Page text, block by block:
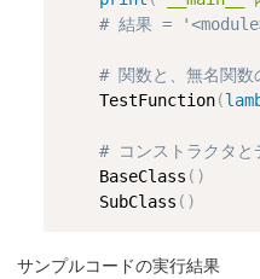
# 結果 =
# 関数と、無名関数
    TestFunction
(
# コンストラクタと
    BaseClass
( )
    SubClass
( )
サンプルコードの実行結果